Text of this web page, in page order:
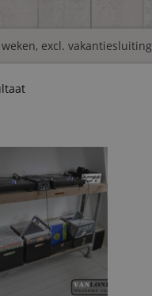
excl. vakantiesluiting